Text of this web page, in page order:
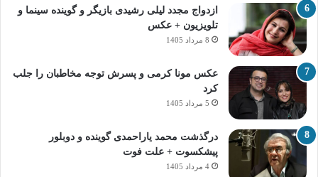
ازدواج مجدد لیلی رشیدی بازیگر و گوینده سینما و
تلویزیون + عکس
8 مرداد 1405
عکس مونا کرمی و پسرش توجه مخاطبان را جلب
کرد
5 مرداد 1405
درگذشت محمد یاراحمدی گوینده و دوبلور
پیشکسوت + علت فوت
4 مرداد 1405